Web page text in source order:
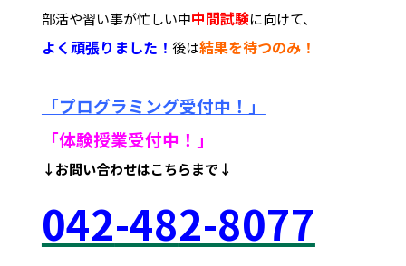
部活や習い事が忙しい中中間試験に向けて、
よく頑張りました！ 後は結果を待つのみ！
「プログラミング受付中！」
「体験授業受付中！ 」
↓お問い合わせはこちらまで↓
042-482-8077